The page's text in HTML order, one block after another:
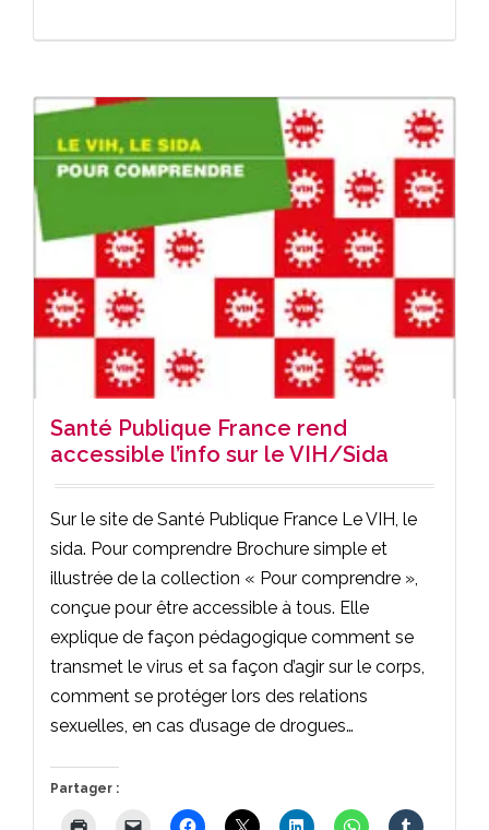
Santé Publique France rend
accessible l’info sur le VIH/Sida
Sur le site de Santé Publique France Le VIH, le
sida. Pour comprendre Brochure simple et
illustrée de la collection « Pour comprendre »,
conçue pour être accessible à tous. Elle
explique de façon pédagogique comment se
transmet le virus et sa façon d’agir sur le corps,
comment se protéger lors des relations
sexuelles, en cas d’usage de drogues…
Partager :